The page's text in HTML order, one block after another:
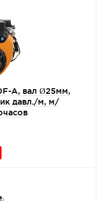
A, вал Ø25мм,
давл./м, м/